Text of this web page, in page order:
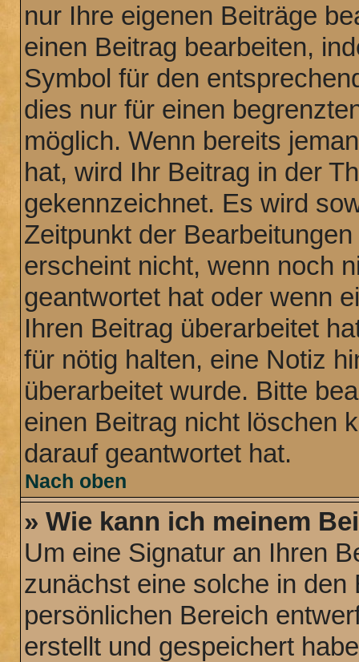
nur Ihre eigenen Beiträge
einen Beitrag bearbeiten,
Symbol für den
dies nur für einen
möglich. Wenn bereits
hat, wird Ihr Beitrag in der
gekennzeichnet. Es wird
Zeitpunkt der
erscheint nicht, wenn noch
geantwortet hat oder wenn
Ihren Beitrag überarbeitet
für nötig halten, eine Notiz
überarbeitet wurde. Bitte
einen Beitrag nicht löschen
darauf geantwortet hat.
Nach oben
» Wie kann ich meinem
Um eine Signatur an Ihren
zunächst eine solche in den
persönlichen Bereich
erstellt und gespeichert